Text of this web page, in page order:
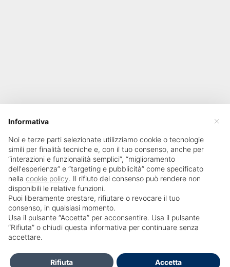
SailPortal 8.5.1 build 18
Contatti
×
Informativa
Noi e terze parti selezionate utilizziamo cookie o tecnologie
simili per finalità tecniche e, con il tuo consenso, anche per
“interazioni e funzionalità semplici”, “miglioramento
dell'esperienza” e “targeting e pubblicità” come specificato
nella cookie policy. Il rifiuto del consenso può rendere non
disponibili le relative funzioni.
Puoi liberamente prestare, rifiutare o revocare il tuo
consenso, in qualsiasi momento.
Usa il pulsante “Accetta” per acconsentire. Usa il pulsante
“Rifiuta” o chiudi questa informativa per continuare senza
accettare.
Rifiuta Accetta